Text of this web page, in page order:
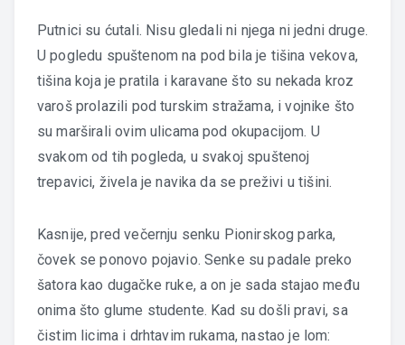
Putnici su ćutali. Nisu gledali ni njega ni jedni druge.
U pogledu spuštenom na pod bila je tišina vekova,
tišina koja je pratila i karavane što su nekada kroz
varoš prolazili pod turskim stražama, i vojnike što
su marširali ovim ulicama pod okupacijom. U
svakom od tih pogleda, u svakoj spuštenoj
trepavici, živela je navika da se preživi u tišini.
Kasnije, pred večernju senku Pionirskog parka,
čovek se ponovo pojavio. Senke su padale preko
šatora kao dugačke ruke, a on je sada stajao među
onima što glume studente. Kad su došli pravi, sa
čistim licima i drhtavim rukama, nastao je lom: